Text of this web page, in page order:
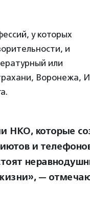
у которых
и
или
Воронежа,
НКО, которые
и
—